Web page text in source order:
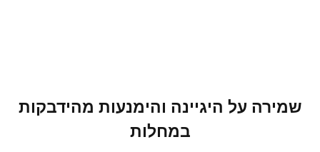
שמירה על היגיינה והימנעות מהידבקות
במחלות